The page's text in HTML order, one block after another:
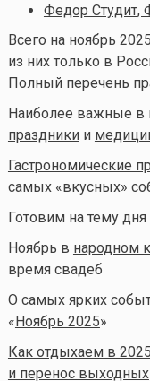
Федор Студит,
Всего на ноябрь
из них только в
Полный перечень
Наиболее важные в
праздникии
Гастрономические
самых «вкусных»
Готовим на тему дня
Ноябрь в народном
время свадеб
О самых ярких
«Ноябрь 2025»
Как отдыхаем в
и перенос выходных